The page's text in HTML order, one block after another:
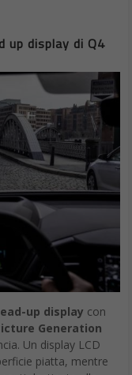
up display di Q4
up display con
Generation
Un display LCD
piatta, mentre